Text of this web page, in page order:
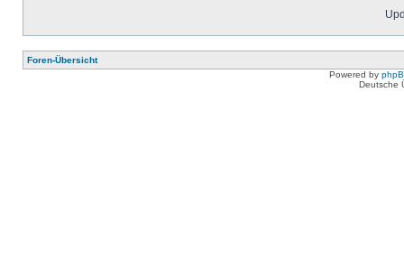
Foren-Übersicht
Powered by
Deutsche